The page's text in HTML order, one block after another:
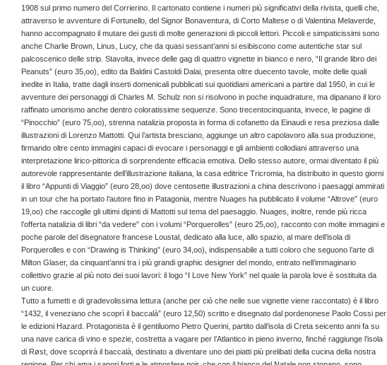
1908 sul primo numero del Corrierino. Il cartonato contiene i numeri più significativi della rivista, quelli che,
attraverso le avventure di Fortunello, del Signor Bonaventura, di Corto Maltese o di Valentina Melaverde,
hanno accompagnato il mutare dei gusti di molte generazioni di piccoli lettori. Piccoli e simpaticissimi sono
anche Charlie Brown, Linus, Lucy, che da quasi sessant’anni si esibiscono come autentiche star sul
palcoscenico delle strip. Stavolta, invece delle gag di quattro vignette in bianco e nero, “Il grande libro dei
Peanuts” (euro 35,oo), edito da Baldini Castoldi Dalai, presenta oltre duecento tavole, molte delle quali
inedite in Italia, tratte dagli inserti domenicali pubblicati sui quotidiani americani a partire dal 1950, in cui le
avventure dei personaggi di Charles M. Schulz non si risolvono in poche inquadrature, ma dipanano il loro
raffinato umorismo anche dentro coloratissime sequenze. Sono trecentocinquanta, invece, le pagine di
“Pinocchio” (euro 75,oo), strenna natalizia proposta in forma di cofanetto da Einaudi e resa preziosa dalle
illustrazioni di Lorenzo Mattotti. Qui l’artista bresciano, aggiunge un altro capolavoro alla sua produzione,
firmando oltre cento immagini capaci di evocare i personaggi e gli ambienti collodiani attraverso una
interpretazione lirico-pittorica di sorprendente efficacia emotiva. Dello stesso autore, ormai diventato il più
autorevole rappresentante dell’illustrazione italiana, la casa editrice Tricromia, ha distribuito in questo giorni
il libro “Appunti di Viaggio” (euro 28,oo) dove centosette illustrazioni a china descrivono i paesaggi ammirati
in un tour che ha portato l’autore fino in Patagonia, mentre Nuages ha pubblicato il volume “Altrove” (euro
19,oo) che raccoglie gli ultimi dipinti di Mattotti sul tema del paesaggio. Nuages, inoltre, rende più ricca
l’offerta natalizia di libri “da vedere” con i volumi “Porquerolles” (euro 25,oo), racconto con molte immagini e
poche parole del disegnatore francese Loustal, dedicato alla luce, allo spazio, al mare dell’isola di
Porquerolles e con “Drawing is Thinking” (euro 34,oo), indispensabile a tutti coloro che seguono l’arte di
Milton Glaser, da cinquant’anni tra i più grandi graphic designer del mondo, entrato nell’immaginario
collettivo grazie al più noto dei suoi lavori: il logo “I Love New York” nel quale la parola love è sostituita da
un cuore.
Tutto a fumetti e di gradevolissima lettura (anche per ciò che nelle sue vignette viene raccontato) è il libro
“1432, il veneziano che scoprì il baccalà” (euro 12,50) scritto e disegnato dal pordenonese Paolo Cossi per
le edizioni Hazard. Protagonista è il gentiluomo Pietro Querini, partito dall’isola di Creta seicento anni fa su
una nave carica di vino e spezie, costretta a vagare per l’Atlantico in pieno inverno, finché raggiunge l’isola
di Røst, dove scoprirà il baccalà, destinato a diventare uno dei piatti più prelibati della cucina della nostra